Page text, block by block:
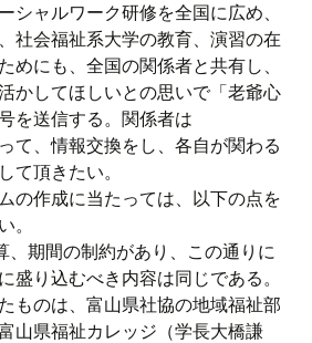
シャルワーク研修を全国に広め、
社会福祉系大学の教育、演習の在
めにも、全国の関係者と共有し、
かしてほしいとの思いで「老爺心
を送信する。関係者は
て、情報交換をし、各自が関わる
て頂きたい。
の作成に当たっては、以下の点を
。
、期間の制約があり、この通りに
盛り込むべき内容は同じである。
ものは、富山県社協の地域福祉部
山県福祉カレッジ（学長大橋謙